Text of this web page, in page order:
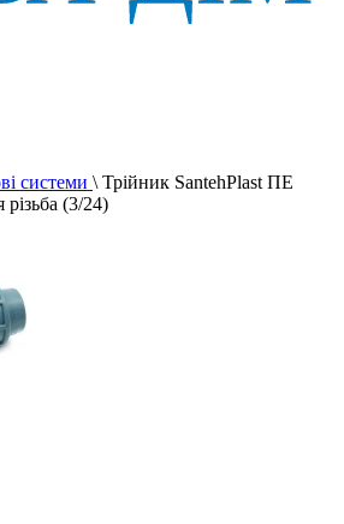
системи \ Трійник SantehPlast ПЕ
(3/24)